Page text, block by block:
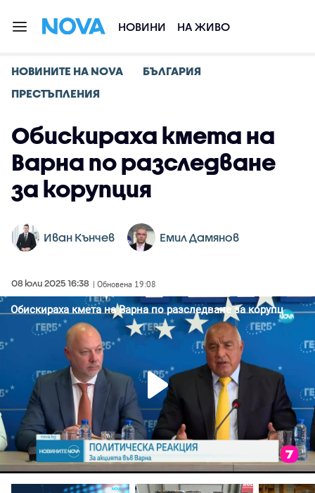
НОВИНИ НА ЖИВО
НОВИНИТЕ НА NOVA
БЪЛГАРИЯ
ПРЕСТЪПЛЕНИЯ
Обискираха кмета на
Варна по разследване
за корупция
Иван Кънчев Емил Дамянов
08 юли 2025 16:38 | Обновена 19:08